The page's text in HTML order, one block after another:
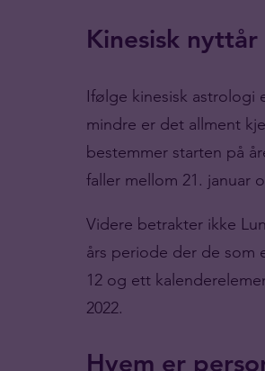
Kinesisk
Ifølge kinesisk astrologi
mindre er det allment
bestemmer starten på
faller mellom 21. januar
Videre betrakter ikke
års periode der de som
12 og ett
2022.
Hvem er